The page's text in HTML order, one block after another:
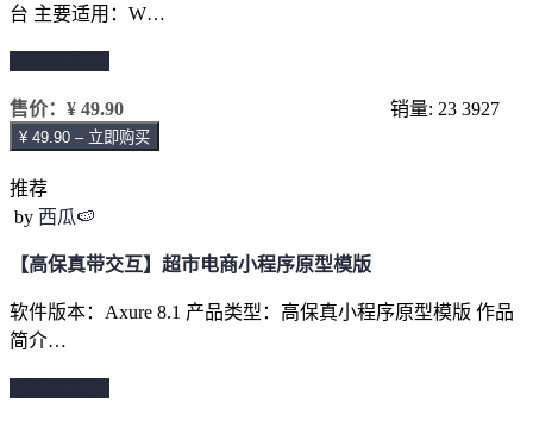
台 主要适用：W…
售价： ¥ 49.90 销量: 23 3927
¥ 49.90 – 立即购买
推荐
by 西瓜🍉
【高保真带交互】超市电商小程序原型模版
软件版本：Axure 8.1 产品类型：高保真小程序原型模版 作品
简介…